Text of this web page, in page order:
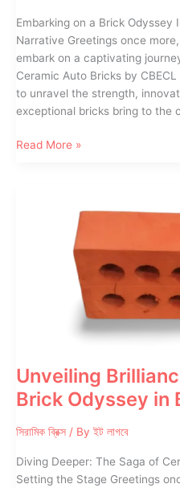
Embarking on a Brick Odyssey
Narrative Greetings once
embark on a captivating
Ceramic Auto Bricks by
to unravel the strength,
exceptional bricks bring to the
Unveiling
Bangladesh
Read More »
Unveiling
Brick Odyssey in
সিরামিক ব্রিক্স / By ইট লাগবে
Diving Deeper: The Saga of
Setting the Stage Greetings